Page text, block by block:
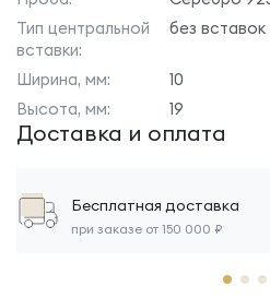
Тип центральной
вставки:
без вставок
Ширина, мм:
10
Высота, мм:
19
Доставка и оплата
Бесплатная доставка
при заказе от 150 000 ₽